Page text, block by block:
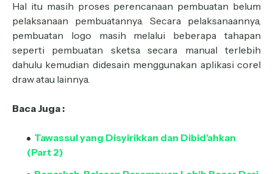
Hal itu masih proses perencanaan pembuatan belum
pelaksanaan pembuatannya. Secara pelaksanaannya,
pembuatan logo masih melalui beberapa tahapan
seperti pembuatan sketsa secara manual terlebih
dahulu kemudian didesain menggunakan aplikasi corel
draw atau lainnya.
Baca Juga :
Tawassul yang Disyirikkan dan Dibid’ahkan
(Part 2)